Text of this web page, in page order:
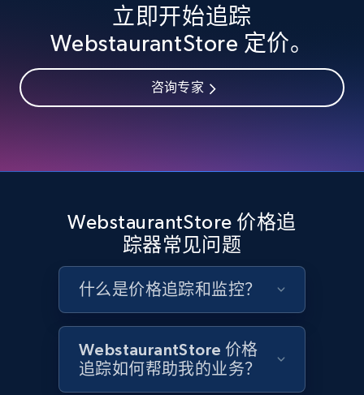
Google Shopping
URL, Product id, Title, Product description,
Rating, Reviews count, Images, Variations, and
more.
web using keywords
URL, Product id, Title, Product description,
Rating, Reviews count, Images, Variations, and
more.
立即开始追踪
WebstaurantStore 定价。
咨询专家
WebstaurantStore 价格追
踪器常见问题
什么是价格追踪和监控？
WebstaurantStore 价格
追踪如何帮助我的业务？